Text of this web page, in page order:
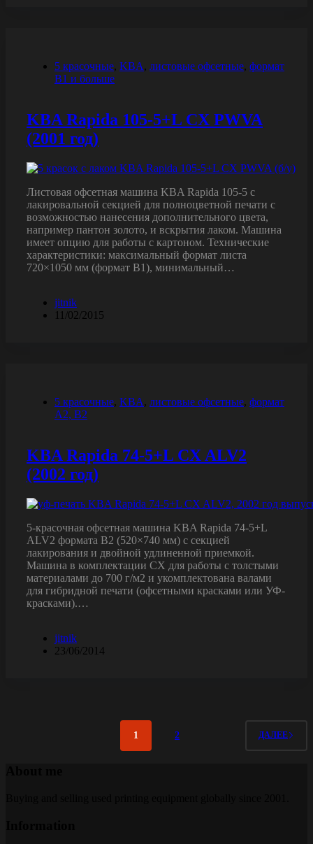
5 красочные, KBA, листовые офсетные, формат
B1 и больше
KBA Rapida 105-5+L CX PWVA
(2001 год)
Листовая офсетная машина KBA Rapida 105-5 с
лакировальной секцией для полноцветной печати с
возможностью нанесения дополнительного цвета,
например пантон золото, и вскрытия лаком. Машина
имеет опцию для работы с картоном. Технические
характеристики: максимальный формат листа
720×1050 мм (формат B1), минимальный…
jitnik
11/02/2015
5 красочные, KBA, листовые офсетные, формат
A2, B2
KBA Rapida 74-5+L CX ALV2
(2002 год)
5-красочная офсетная машина KBA Rapida 74-5+L
ALV2 формата В2 (520×740 мм) с секцией
лакирования и двойной удлиненной приемкой.
Машина в комплектации CX для работы с толстыми
материалами до 700 г/м2 и укомплектована валами
для гибридной печати (офсетными красками или УФ-
красками).…
jitnik
23/06/2014
1 2 ДАЛЕЕ